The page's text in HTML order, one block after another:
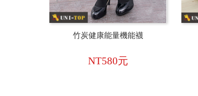
竹炭健康能量機能襪
NT580元